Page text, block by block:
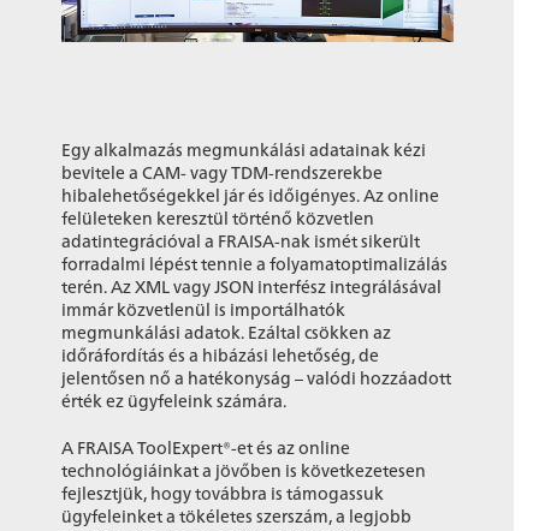
Egy alkalmazás megmunkálási adatainak kézi
bevitele a CAM- vagy TDM-rendszerekbe
hibalehetőségekkel jár és időigényes. Az online
felületeken keresztül történő közvetlen
adatintegrációval a FRAISA-nak ismét sikerült
forradalmi lépést tennie a folyamatoptimalizálás
terén. Az XML vagy JSON interfész integrálásával
immár közvetlenül is importálhatók
megmunkálási adatok. Ezáltal csökken az
időráfordítás és a hibázási lehetőség, de
jelentősen nő a hatékonyság – valódi hozzáadott
érték ez ügyfeleink számára.
A FRAISA ToolExpert®-et és az online
technológiáinkat a jövőben is következetesen
fejlesztjük, hogy továbbra is támogassuk
ügyfeleinket a tökéletes szerszám, a legjobb